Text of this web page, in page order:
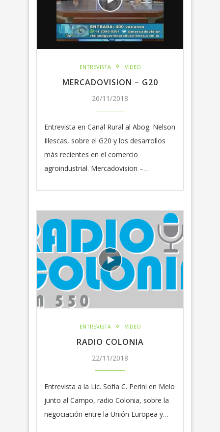
ENTREVISTA VIDEO
MERCADOVISION – G20
26/11/2018
Entrevista en Canal Rural al Abog. Nelson
Illescas, sobre el G20 y los desarrollos
más recientes en el comercio
agroindustrial. Mercadovision –…
ENTREVISTA VIDEO
RADIO COLONIA
22/11/2018
Entrevista a la Lic. Sofía C. Perini en Melo
junto al Campo, radio Colonia, sobre la
negociación entre la Unión Europea y…